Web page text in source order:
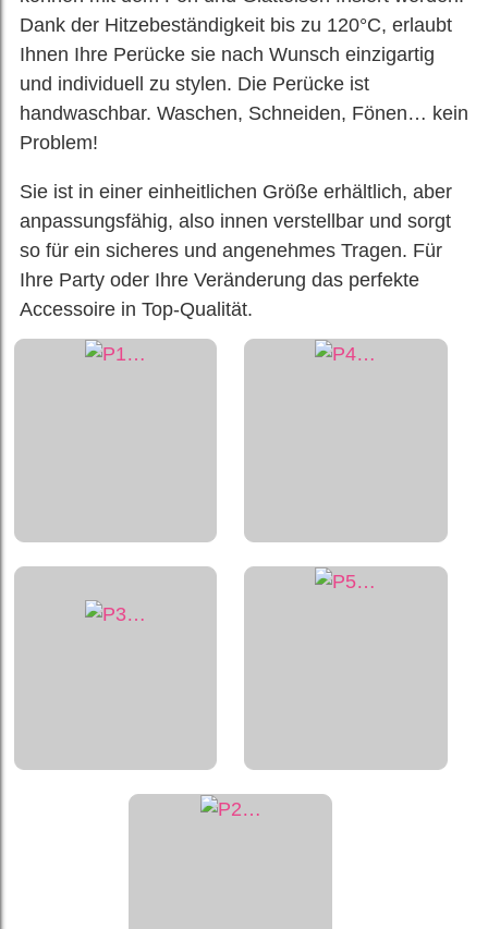
Dank der Hitzebeständigkeit bis zu 120°C, erlaubt
Ihnen Ihre Perücke sie nach Wunsch einzigartig
und individuell zu stylen. Die Perücke ist
handwaschbar. Waschen, Schneiden, Fönen… kein
Problem!
Sie ist in einer einheitlichen Größe erhältlich, aber
anpassungsfähig, also innen verstellbar und sorgt
so für ein sicheres und angenehmes Tragen. Für
Ihre Party oder Ihre Veränderung das perfekte
Accessoire in Top-Qualität.